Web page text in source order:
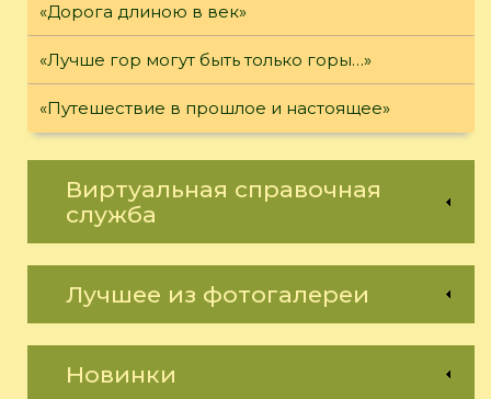
«Дорога длиною в век»
«Лучше гор могут быть только горы…»
«Путешествие в прошлое и настоящее»
Виртуальная справочная
служба
Лучшее из фотогалереи
Новинки